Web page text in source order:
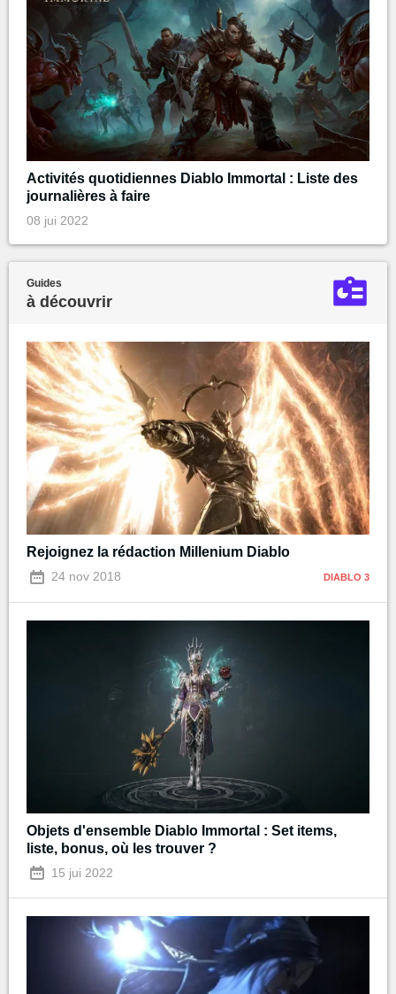
Activités quotidiennes Diablo Immortal : Liste des
journalières à faire
08 jui 2022
Guides
à découvrir
Rejoignez la rédaction Millenium Diablo
24 nov 2018 DIABLO 3
Objets d'ensemble Diablo Immortal : Set items,
liste, bonus, où les trouver ?
15 jui 2022